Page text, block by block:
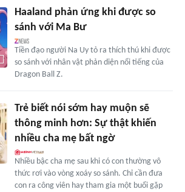
Haaland phản ứng khi được so
sánh với Ma Bư
Tiền đạo người Na Uy tỏ ra thích thú khi được
so sánh với nhân vật phản diện nổi tiếng của
Dragon Ball Z.
Trẻ biết nói sớm hay muộn sẽ
thông minh hơn: Sự thật khiến
nhiều cha mẹ bất ngờ
Nhiều bậc cha mẹ sau khi có con thường vô
thức rơi vào vòng xoáy so sánh. Chỉ cần đưa
con ra công viên hay tham gia một buổi gặp